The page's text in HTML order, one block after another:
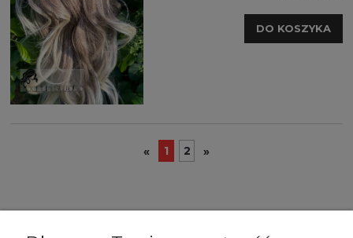
DO KOSZYKA
« 1 2 »